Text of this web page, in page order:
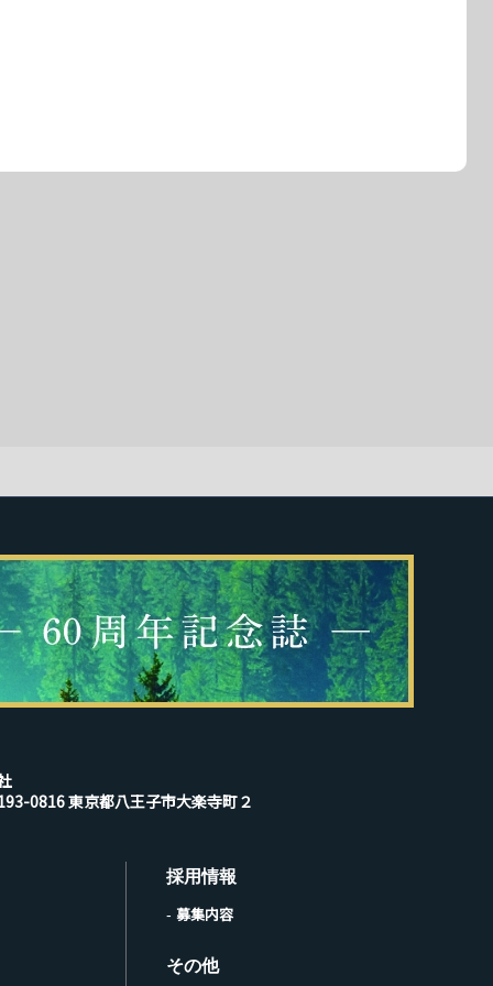
0816 東京都八王子市大楽寺町２
採用情報
募集内容
その他